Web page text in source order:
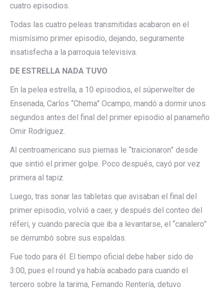
cuatro episodios.
Todas las cuatro peleas transmitidas acabaron en el
mismísimo primer episodio, dejando, seguramente
insatisfecha a la parroquia televisiva.
DE ESTRELLA NADA TUVO
En la pelea estrella, a 10 episodios, el súperwelter de
Ensenada, Carlos “Chema” Ocampo, mandó a dormir unos
segundos antes del final del primer episodio al panameño
Omir Rodríguez.
Al centroamericano sus piernas le “traicionaron” desde
que sintió el primer golpe. Poco después, cayó por vez
primera al tapiz.
Luego, tras sonar las tabletas que avisaban el final del
primer episodio, volvió a caer, y después del conteo del
réferi, y cuando parecía que iba a levantarse, el “canalero”
se derrumbó sobre sus espaldas.
Fue todo para él. El tiempo oficial debe haber sido de
3:00, pues el round ya había acabado para cuando el
tercero sobre la tarima, Fernando Rentería, detuvo